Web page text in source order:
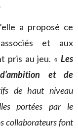
a proposé ce
et aux
pris au jeu. «Les
et de
de haut niveau
portées par le
collaborateurs font